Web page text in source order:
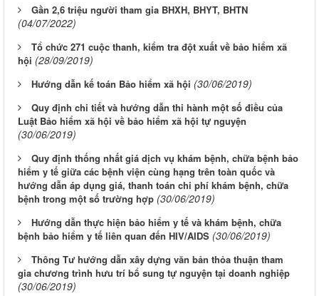
Gần 2,6 triệu người tham gia BHXH, BHYT, BHTN
(04/07/2022)
Tổ chức 271 cuộc thanh, kiểm tra đột xuất về bảo hiểm xã
hội (28/09/2019)
Hướng dẫn kế toán Bảo hiểm xã hội (30/06/2019)
Quy định chi tiết và hướng dẫn thi hành một số điều của
Luật Bảo hiểm xã hội về bảo hiểm xã hội tự nguyện
(30/06/2019)
Quy định thống nhất giá dịch vụ khám bệnh, chữa bệnh bảo
hiểm y tế giữa các bệnh viện cùng hạng trên toàn quốc và
hướng dẫn áp dụng giá, thanh toán chi phí khám bệnh, chữa
bệnh trong một số trường hợp (30/06/2019)
Hướng dẫn thực hiện bảo hiểm y tế và khám bệnh, chữa
bệnh bảo hiểm y tế liên quan đến HIV/AIDS (30/06/2019)
Thông Tư hướng dẫn xây dựng văn bản thỏa thuận tham
gia chương trình hưu trí bổ sung tự nguyện tại doanh nghiệp
(30/06/2019)